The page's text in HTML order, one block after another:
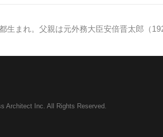
生まれ。父親は元外務大臣安倍晋太郎（
Architect Inc. All Rights Reserved.